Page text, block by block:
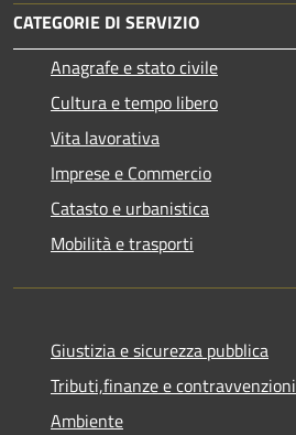
CATEGORIE DI SERVIZIO
Anagrafe e stato civile
Cultura e tempo libero
Vita lavorativa
Imprese e Commercio
Catasto e urbanistica
Mobilità e trasporti
Giustizia e sicurezza pubblica
Tributi,finanze e contravvenzioni
Ambiente